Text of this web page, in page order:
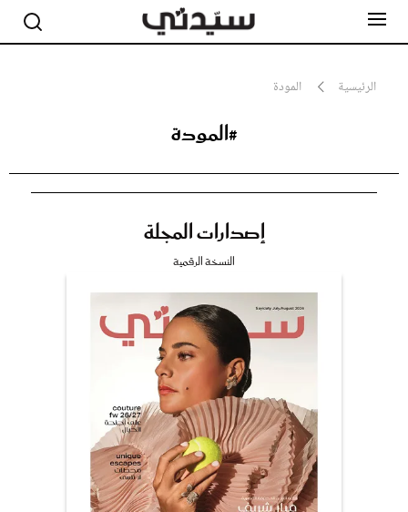
الرئيسية المودة
#المودة
إصدارات المجلة
النسخة الرقمية
جمال
صحة ورشاقة
عروس سيدتي